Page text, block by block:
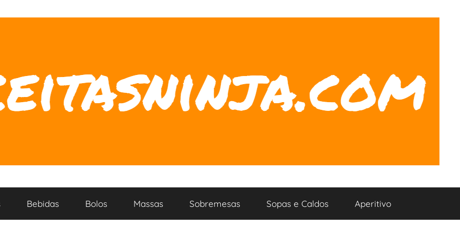
Bebidas Bolos Massas Sobremesas Sopas e Caldos Aperitivo